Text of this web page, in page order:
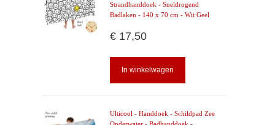
Strandhanddoek - Sneldrogend
Badlaken - 140 x 70 cm - Wit Geel
€ 17,50
In winkelwagen
Ulticool - Handdoek - Schildpad Zee